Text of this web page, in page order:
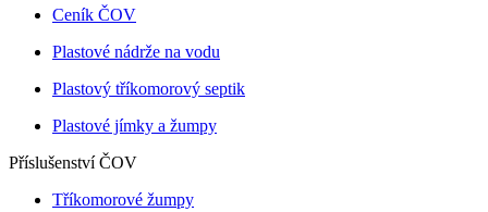
Ceník ČOV
Plastové nádrže na vodu
Plastový tříkomorový septik
Plastové jímky a žumpy
Příslušenství ČOV
Tříkomorové žumpy